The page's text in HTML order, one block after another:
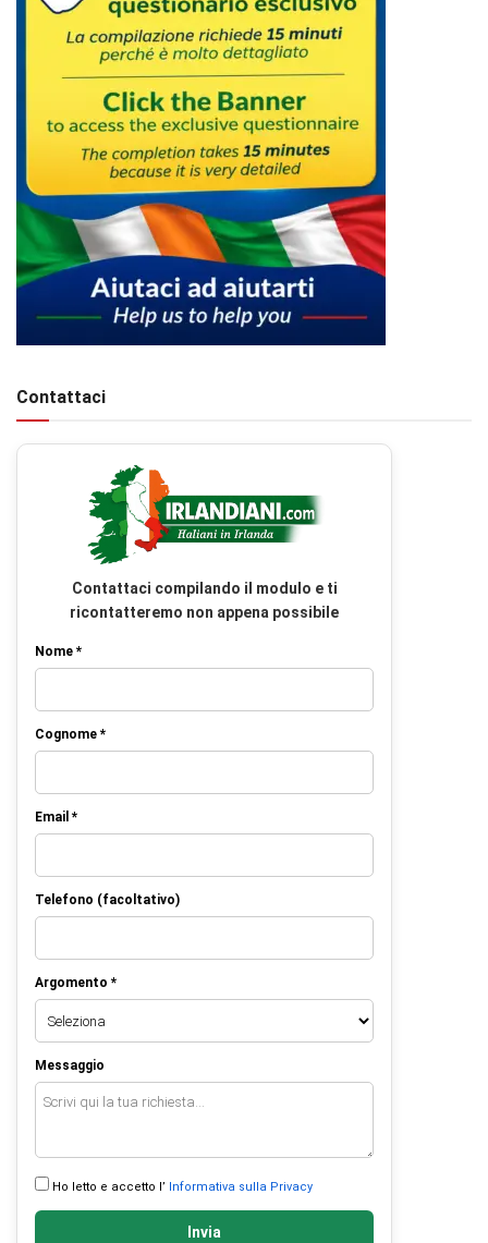
Contattaci
Contattaci compilando il modulo e ti
ricontatteremo non appena possibile
Nome *
Cognome *
Email *
Telefono (facoltativo)
Argomento *
Messaggio
Ho letto e accetto l’ Informativa sulla Privacy
Invia